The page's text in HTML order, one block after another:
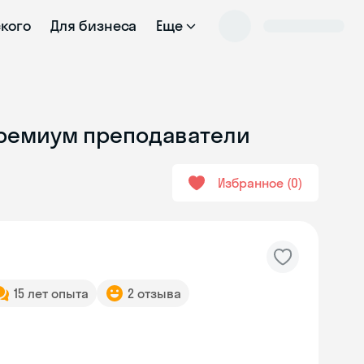
Для бизнеса Еще
преподаватели
Избранное 0
15 лет опыта 2 отзыва